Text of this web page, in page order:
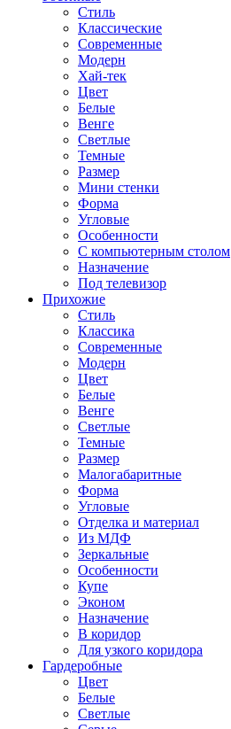
Стиль
Классические
Современные
Модерн
Хай-тек
Цвет
Белые
Венге
Светлые
Темные
Размер
Мини стенки
Форма
Угловые
Особенности
С компьютерным столом
Назначение
Под телевизор
Прихожие
Стиль
Классика
Современные
Модерн
Цвет
Белые
Венге
Светлые
Темные
Размер
Малогабаритные
Форма
Угловые
Отделка и материал
Из МДФ
Зеркальные
Особенности
Купе
Эконом
Назначение
В коридор
Для узкого коридора
Гардеробные
Цвет
Белые
Светлые